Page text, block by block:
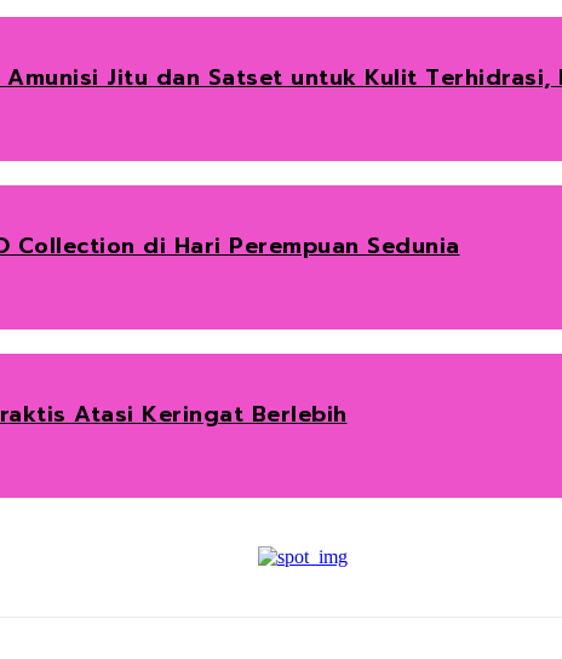
Jitu dan Satset untuk Kulit Terhidrasi,
Collection di Hari Perempuan Sedunia
Atasi Keringat Berlebih